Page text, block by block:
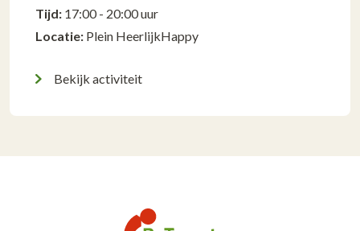
Tijd: 17:00 - 20:00 uur
Locatie: Plein HeerlijkHappy
Bekijk activiteit